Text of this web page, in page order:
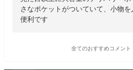
さなポケットがついていて、小物
便利です
全てのおすすめコメント